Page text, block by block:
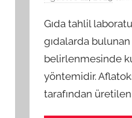
Gıda tahlil
gıdalarda
belirlenmesinde
yöntemidir.
tarafından